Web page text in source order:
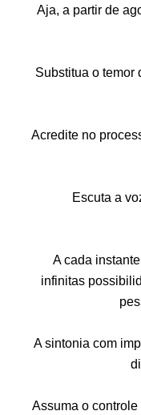
Aja, a partir de
Substitua o temor
Acredite no
Escuta a
A cada
infinitas
A sintonia com
Assuma o